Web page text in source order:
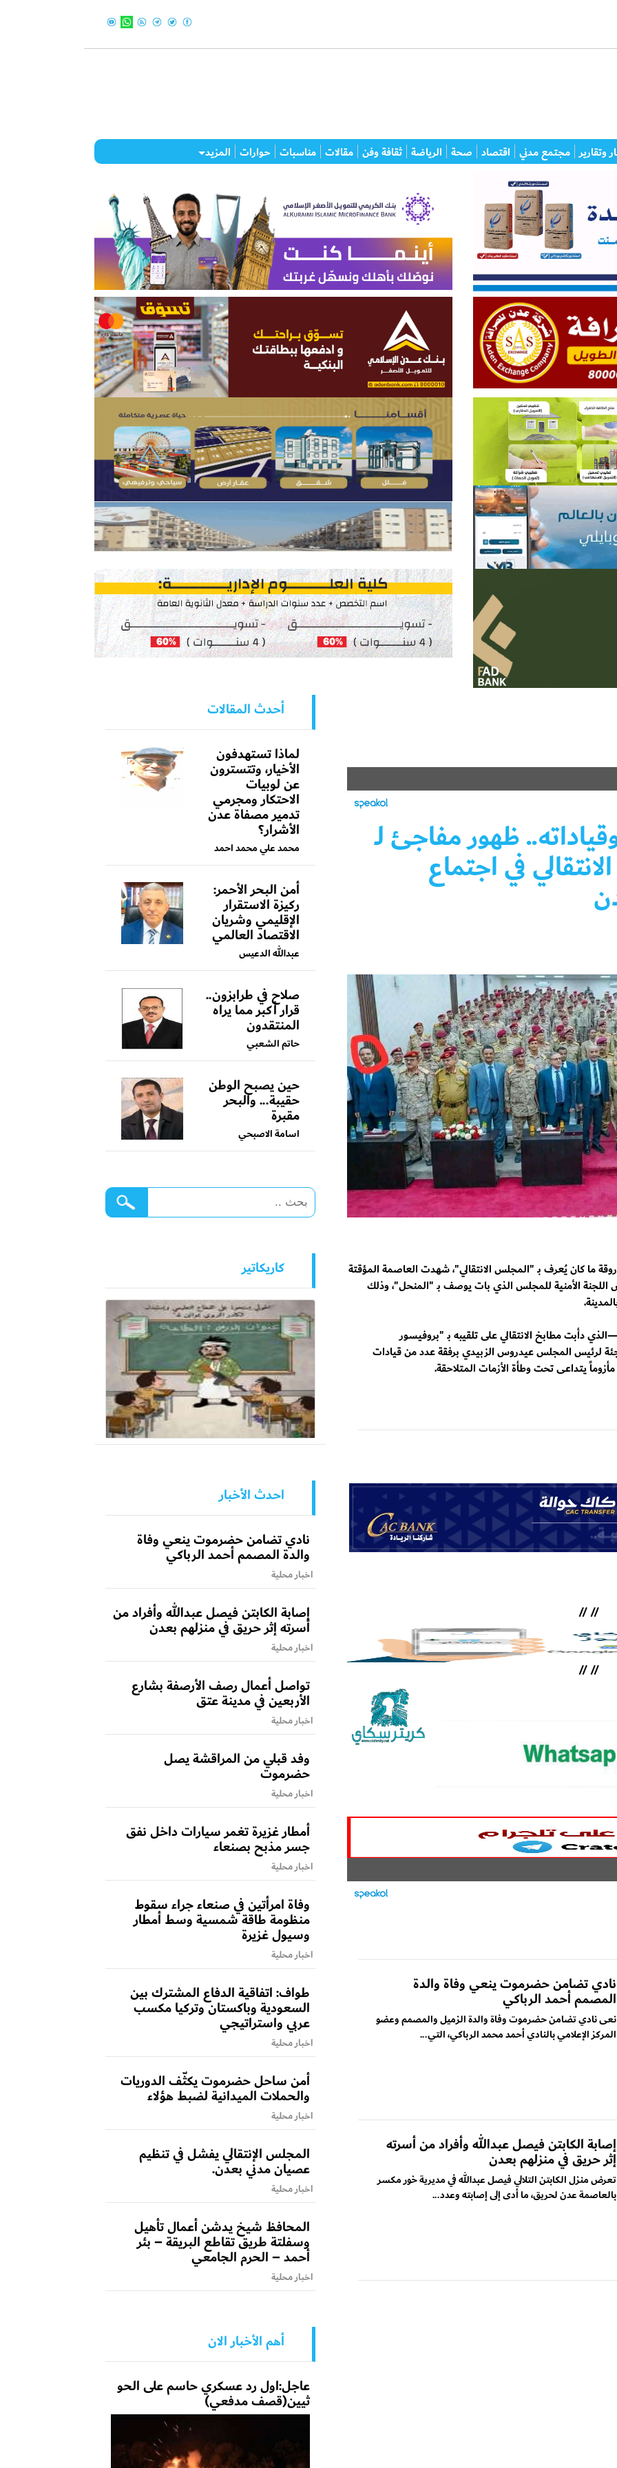
وتقارير مجتمع مدني اقتصاد صحة الرياضة ثقافة وفن مقالات مناسبات حوارات المزيد
ظهور مفاجئ لـ
في اجتماع
ما كان يُعرف بـ "المجلس الانتقالي"، شهدت العاصمة المؤقتة
اللجنة الأمنية للمجلس الذي بات يوصف بـ "المنحل"، وذلك
دأبت مطابخ الانتقالي على تلقيبه بـ "بروفيسور
لرئيس المجلس عيدروس الزبيدي برفقة عدد من قيادات
يتداعى تحت وطأة الأزمات المتلاحقة.
//
//
//
//
نادي تضامن حضرموت ينعي وفاة والدة
المصمم أحمد الرباكي
نعى نادي تضامن حضرموت وفاة والدة الزميل والمصمم وعضو
المركز الإعلامي بالنادي أحمد محمد الرباكي، التي...
إصابة الكابتن فيصل عبدالله وأفراد من أسرته
إثر حريق في منزلهم بعدن
تعرض منزل الكابتن التلالي فيصل عبدالله في مديرية خور مكسر
بالعاصمة عدن لحريق، ما أدى إلى إصابته وعدد...
أحدث المقالات
لماذا تستهدفون
الأخيار، وتتسترون
عن لوبيات
الاحتكار ومجرمي
تدمير مصفاة عدن
الأشرار؟
محمد علي محمد احمد
أمن البحر الأحمر:
ركيزة الاستقرار
الإقليمي وشريان
الاقتصاد العالمي
عبدالله الدعيس
صلاح في طرابزون..
قرار أكبر مما يراه
المنتقدون
حاتم الشعبي
حين يصبح الوطن
حقيبة... والبحر
مقبرة
اسامة الاصبحي
كاريكاتير
احدث الأخبار
نادي تضامن حضرموت ينعي وفاة
والدة المصمم أحمد الرباكي
اخبار محلية
إصابة الكابتن فيصل عبدالله وأفراد من
أسرته إثر حريق في منزلهم بعدن
اخبار محلية
تواصل أعمال رصف الأرصفة بشارع
الأربعين في مدينة عتق
اخبار محلية
وفد قبلي من المراقشة يصل
حضرموت
اخبار محلية
أمطار غزيرة تغمر سيارات داخل نفق
جسر مذبح بصنعاء
اخبار محلية
وفاة امرأتين في صنعاء جراء سقوط
منظومة طاقة شمسية وسط أمطار
وسيول غزيرة
اخبار محلية
طواف: اتفاقية الدفاع المشترك بين
السعودية وباكستان وتركيا مكسب
عربي واستراتيجي
اخبار محلية
أمن ساحل حضرموت يكثّف الدوريات
والحملات الميدانية لضبط هؤلاء
اخبار محلية
المجلس الإنتقالي يفشل في تنظيم
عصيان مدني بعدن.
اخبار محلية
المحافظ شيخ يدشن أعمال تأهيل
وسفلتة طريق تقاطع البريقة – بئر
أحمد – الحرم الجامعي
اخبار محلية
أهم الأخبار الان
عاجل:اول رد عسكري حاسم على الحو
ثيين(قصف مدفعي)